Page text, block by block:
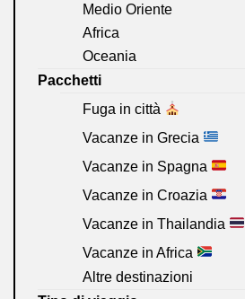
Medio Oriente
Africa
Oceania
Pacchetti
Fuga in città
Vacanze in Grecia
Vacanze in Spagna
Vacanze in Croazia
Vacanze in Thailandia
Vacanze in Africa
Altre destinazioni